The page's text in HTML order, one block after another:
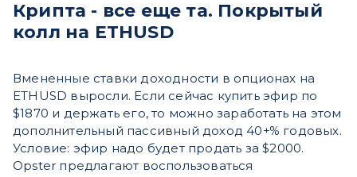
Крипта - все еще та. Покрытый
колл на ETHUSD
Вмененные ставки доходности в опционах на
ETHUSD выросли. Если сейчас купить эфир по
$1870 и держать его, то можно заработать на этом
дополнительный пассивный доход 40+% годовых.
Условие: эфир надо будет продать за $2000.
Opster предлагают воспользоваться